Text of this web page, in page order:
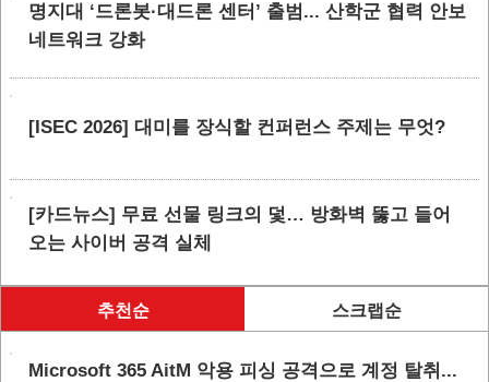
명지대 ‘드론봇·대드론 센터’ 출범... 산학군 협력 안보
네트워크 강화
[ISEC 2026] 대미를 장식할 컨퍼런스 주제는 무엇?
[카드뉴스] 무료 선물 링크의 덫… 방화벽 뚫고 들어
오는 사이버 공격 실체
추천순 스크랩순
Microsoft 365 AitM 악용 피싱 공격으로 계정 탈취...